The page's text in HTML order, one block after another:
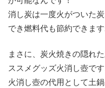
消し炭は一度火がついた
でき燃料代も節約できます
まさに、炭火焼きの隠れ
ススメグッズ火消し壺です
火消し壺の代用として土